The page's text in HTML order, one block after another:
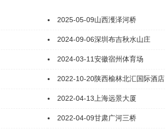
2025-05-09山西濩泽河桥
2024-09-06深圳布吉秋水山庄
2024-03-11安徽宿州体育场
2022-10-20陕西榆林北汇国际酒店
2022-04-13 上海远景大厦
2022-04-09甘肃广河三桥​